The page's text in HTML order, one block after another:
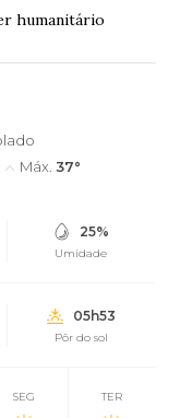
humanitário
Máx. 37°
25%
Umidade
05h53
Pôr do sol
SEG TER